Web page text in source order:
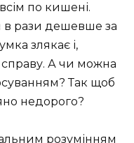
по кишені.
в рази дешевше за
злякає і,
А чи можна
Так щоб
недорого?
розумінням